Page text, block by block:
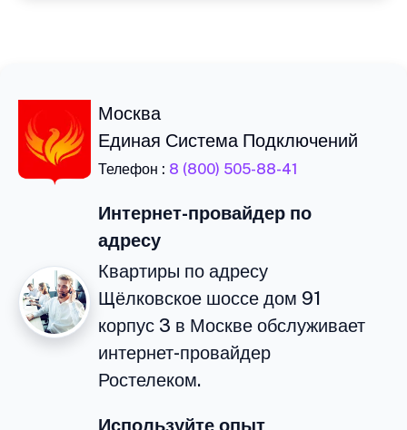
Москва
Единая Система Подключений
Телефон : 8 (800) 505-88-41
Интернет-провайдер по
адресу
Квартиры по адресу
Щёлковское шоссе дом 91
корпус 3 в Москве обслуживает
интернет-провайдер
Ростелеком.
Используйте опыт